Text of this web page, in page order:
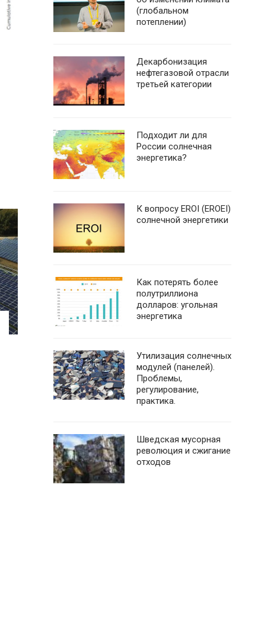
(глобальном
потеплении)
Декарбонизация
нефтегазовой отрасли
третьей категории
Подходит ли для
России солнечная
энергетика?
К вопросу EROI (EROEI)
солнечной энергетики
Как потерять более
полутриллиона
долларов: угольная
энергетика
Утилизация солнечных
модулей (панелей).
Проблемы,
регулирование,
практика.
Шведская мусорная
революция и сжигание
отходов